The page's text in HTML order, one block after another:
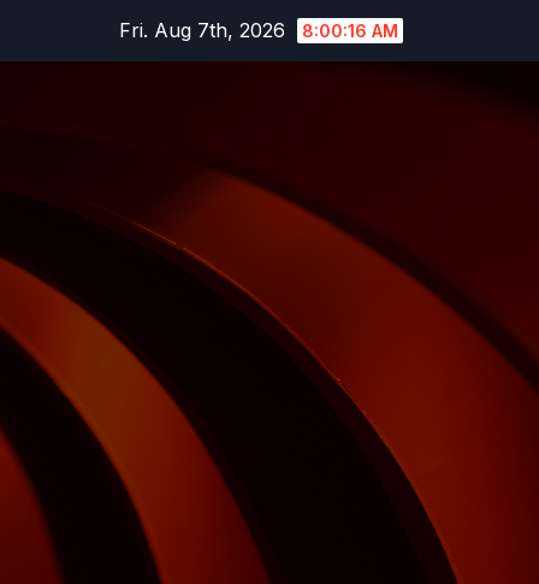
Fri. Aug 7th, 2026 8:00:17 AM